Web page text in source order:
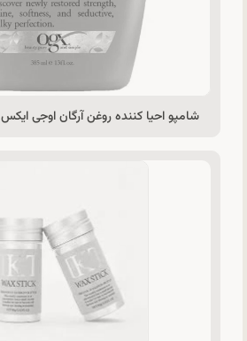
شامپو احیا کننده روغن آرگان اوجی ایکس Ogx حجم 385 میل